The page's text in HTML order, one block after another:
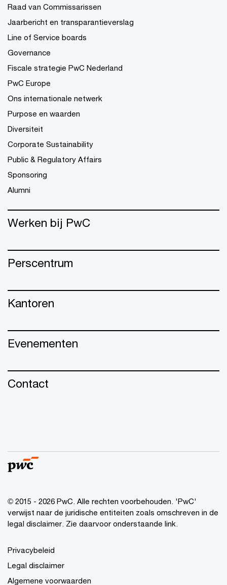
Raad van Commissarissen
Jaarbericht en transparantieverslag
Line of Service boards
Governance
Fiscale strategie PwC Nederland
PwC Europe
Ons internationale netwerk
Purpose en waarden
Diversiteit
Corporate Sustainability
Public & Regulatory Affairs
Sponsoring
Alumni
Werken bij PwC
Perscentrum
Kantoren
Evenementen
Contact
© 2015 - 2026 PwC. Alle rechten voorbehouden. 'PwC'
verwijst naar de juridische entiteiten zoals omschreven in de
legal disclaimer. Zie daarvoor onderstaande link.
Privacybeleid
Legal disclaimer
Algemene voorwaarden